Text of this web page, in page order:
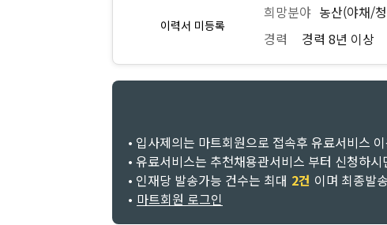
이력서 미등록
희망분야 농산(야채/
경력
경력 8년 이상
• 입사제의는 마트회원으로 접속후 유료서비스
• 유료서비스는 추천채용관서비스 부터 신청하
• 인재당 발송가능 건수는 최대 2건 이며 최종발
• 마트회원 로그인